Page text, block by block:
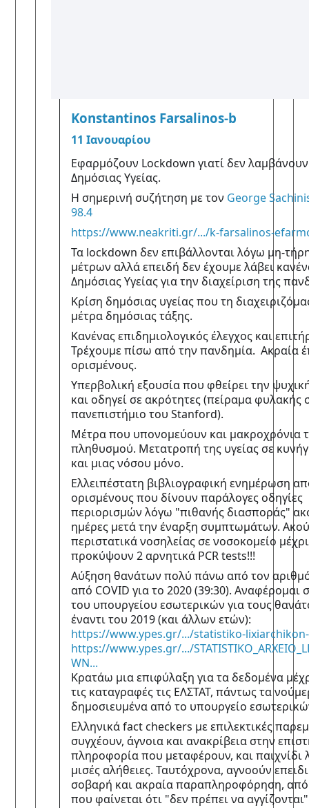
η
Konstantinos Farsalinos-b
11 Ιανουαρίου
Εφαρμόζουν Lockdown γιατί δεν
Δημόσιας Υγείας.
Η σημερινή συζήτηση με τον George
98.4
https://www.neakriti.gr/.../k-farsalinos-
Τα lockdown δεν επιβάλλονται λόγω μη-
μέτρων αλλά επειδή δεν έχουμε λάβει
Δημόσιας Υγείας για την διαχείριση της
Κρίση δημόσιας υγείας που τη
μέτρα δημόσιας τάξης.
Κανένας επιδημιολογικός έλεγχος και
Τρέχουμε πίσω από την πανδημία.  Ακραία
ορισμένους.
Υπερβολική εξουσία που φθείρει την
και οδηγεί σε ακρότητες (πείραμα φυλακής
πανεπιστήμιο του Stanford).
Μέτρα που υπονομεύουν και μακροχρόνια
πληθυσμού. Μετατροπή της υγείας σε
και μιας νόσου μόνο.
Ελλειπέστατη βιβλιογραφική ενημέρωση
ορισμένους που δίνουν παράλογες οδηγίες
περιορισμών λόγω "πιθανής διασποράς"
ημέρες μετά την έναρξη συμπτωμάτων.
περιστατικά νοσηλείας σε νοσοκομείο
προκύψουν 2 αρνητικά PCR tests!!!
Αύξηση θανάτων πολύ πάνω από τον
από COVID για το 2020 (39:30). Αναφέρομαι
του υπουργείου εσωτερικών για τους
https://www.ypes.gr/.../statistiko-
https://www.ypes.gr/.../
WN...
Κρατάω μια επιφύλαξη για τα δεδομένα
τις καταγραφές τις ΕΛΣΤΑΤ, πάντως τα
δημοσιευμένα από το υπουργείο
Ελληνικά fact checkers με επιλεκτικές
συγχέουν, άγνοια και ανακρίβεια στην
πληροφορία που μεταφέρουν, και παιχνίδι
μισές αλήθειες. Ταυτόχρονα, αγνοούν
σοβαρή και ακραία παραπληροφόρηση,
που φαίνεται ότι "δεν πρέπει να